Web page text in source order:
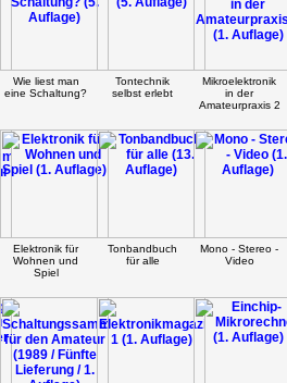
Wie liest man
eine Schaltung?
Tontechnik
selbst erlebt
Mikroelektronik
in der
Amateurpraxis 2
Elektronik für
Wohnen und
Spiel
Tonbandbuch
für alle
Mono - Stereo -
Video